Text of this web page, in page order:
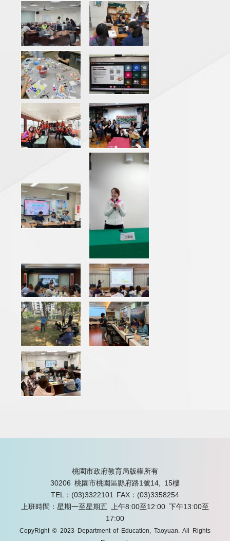
桃園市政府教育局版權所有
30206 桃園市桃園區縣府路1號14, 15樓
TEL：(03)3322101 FAX：(03)3358254
上班時間：星期一至星期五 上午8:00至12:00 下午13:00至
17:00
CopyRight © 2023 Department of Education, Taoyuan. All Rights